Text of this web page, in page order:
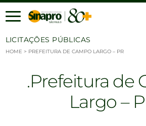
Ir para o conteúdo
LICITAÇÕES PÚBLICAS
HOME > PREFEITURA DE CAMPO LARGO – PR
Prefeitura de
Largo –